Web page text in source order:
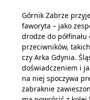
Górnik Zabrze
faworyta – jako
drodze do
przeciwników,
czy Arka Gdynia.
doświadczeniem i
na niej spoczywa
zabraknie